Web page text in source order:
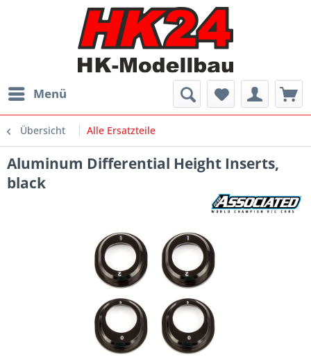
Menü
Übersicht Alle Ersatzteile
Aluminum Differential Height Inserts,
black